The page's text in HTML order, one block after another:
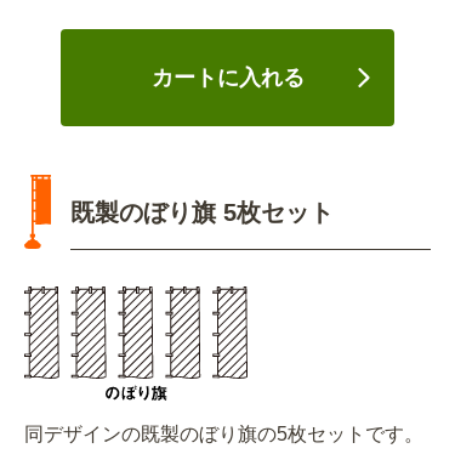
カートに入れる
既製のぼり旗 5枚セット
同デザインの既製のぼり旗の5枚セットです。